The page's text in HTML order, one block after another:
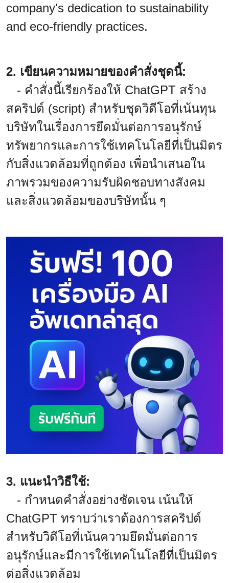
company's dedication to sustainability
and eco-friendly practices.
2. เขียนความหมายของคำสั่งชุดนี้:
- คำสั่งนี้เรียกร้องให้ ChatGPT สร้าง
สคริปต์ (script) สำหรับชุดวิดีโอที่เน้นทุน
บริษัทในเรื่องการยึดมั่นต่อการอนุรักษ์
ทรัพยากรและการใช้เทคโนโลยีที่เป็นมิตร
กับสิ่งแวดล้อมที่ถูกต้อง เพื่อนำเสนอใน
ภาพรวมของความรับผิดชอบทางสังคม
และสิ่งแวดล้อมของบริษัทนั้น ๆ
3. แนะนำวิธีใช้:
- กำหนดคำสั่งอย่างชัดเจน เน้นให้
ChatGPT ทราบว่าเราต้องการสคริปต์
สำหรับวิดีโอที่เน้นความยึดมั่นต่อการ
อนุรักษ์และมีการใช้เทคโนโลยีที่เป็นมิตร
ต่อสิ่งแวดล้อม